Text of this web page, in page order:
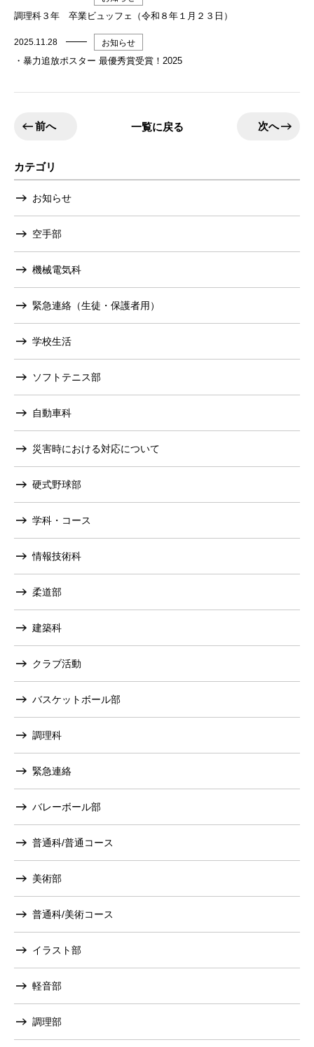
調理科３年 卒業ビュッフェ（令和８年１月２３日）
2025.11.28 お知らせ
・暴力追放ポスター 最優秀賞受賞！2025
前へ 一覧に戻る 次へ
カテゴリ
お知らせ
空手部
機械電気科
緊急連絡（生徒・保護者用）
学校生活
ソフトテニス部
自動車科
災害時における対応について
硬式野球部
学科・コース
情報技術科
柔道部
建築科
クラブ活動
バスケットボール部
調理科
緊急連絡
バレーボール部
普通科/普通コース
美術部
普通科/美術コース
イラスト部
軽音部
調理部